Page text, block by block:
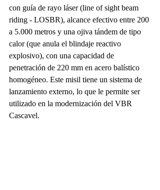
con guía de rayo láser (line of sight beam
riding - LOSBR), alcance efectivo entre 200
a 5.000 metros y una ojiva tándem de tipo
calor (que anula el blindaje reactivo
explosivo), con una capacidad de
penetración de 220 mm en acero balístico
homogéneo. Este misil tiene un sistema de
lanzamiento externo, lo que le permite ser
utilizado en la modernización del VBR
Cascavel.